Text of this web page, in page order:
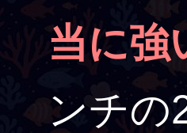
当に強
ンチの